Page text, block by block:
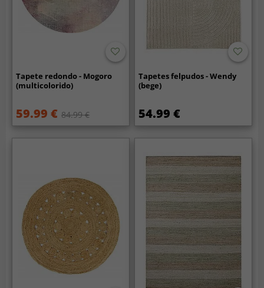
Tapete redondo - Mogoro
(multicolorido)
59.99 € 84.99 €
Tapetes felpudos - Wendy
(bege)
54.99 €